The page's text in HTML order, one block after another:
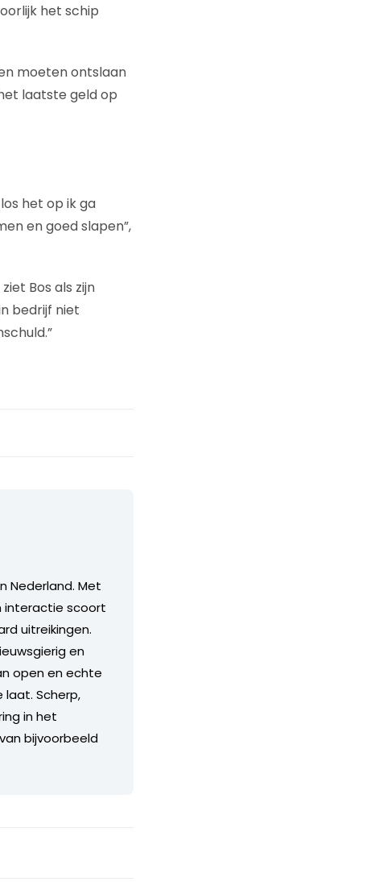
het schip
moeten ontslaan
laatste geld op
het op ik ga
en goed slapen”,
Bos als zijn
bedrijf niet
Nederland. Met
interactie scoort
uitreikingen.
en
open en echte
laat. Scherp,
in het
bijvoorbeeld